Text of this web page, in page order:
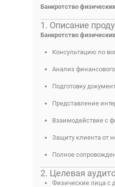
Банкротство
1. Описание
Банкротство
Консультацию по
Анализ
Подготовку
Представление
Взаимодействие с
Защиту клиента от
Полное
2. Целевая
Физические лица с